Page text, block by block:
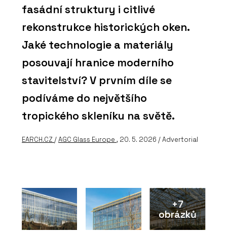
fasádní struktury i citlivé
rekonstrukce historických oken.
Jaké technologie a materiály
posouvají hranice moderního
stavitelství? V prvním díle se
podíváme do největšího
tropického skleníku na světě.
EARCH.CZ /AGC Glass Europe , 20. 5. 2026 / Advertorial
+7
obrázků